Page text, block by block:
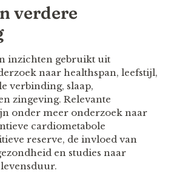
verdere
inzichten gebruikt uit
naar healthspan, leefstijl,
verbinding, slaap,
zingeving. Relevante
onder meer onderzoek naar
cardiometabole
reserve, de invloed van
en studies naar